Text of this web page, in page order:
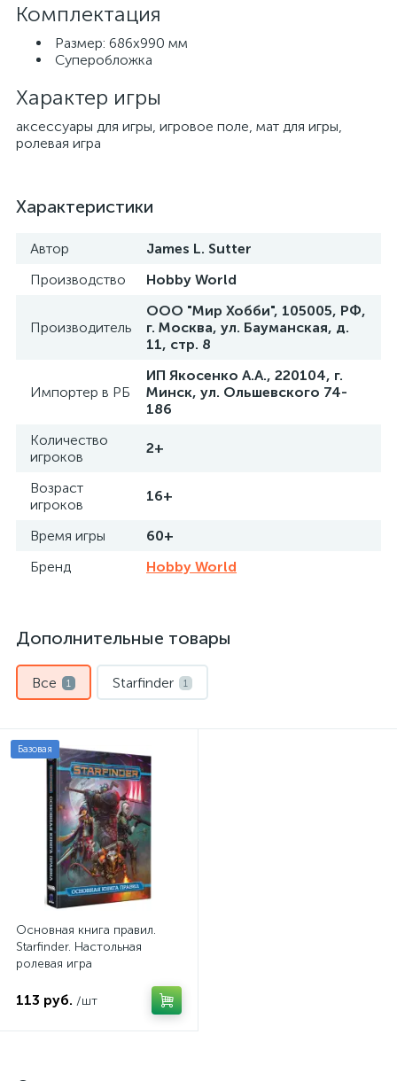
Комплектация
Размер: 686х990 мм
Суперобложка
Характер игры
аксессуары для игры, игровое поле, мат для игры,
ролевая игра
Характеристики
Автор
James L. Sutter
Производство
Hobby World
Производитель
ООО "Мир Хобби", 105005, РФ,
г. Москва, ул. Бауманская, д.
11, стр. 8
Импортер в РБ
ИП Якосенко А.А., 220104, г.
Минск, ул. Ольшевского 74-
186
Количество
игроков
2+
Возраст
игроков
16+
Время игры
60+
Бренд
Hobby World
Дополнительные товары
Все 1 Starfinder 1
Базовая
Основная книга правил.
Starfinder. Настольная
ролевая игра
113 руб. /шт